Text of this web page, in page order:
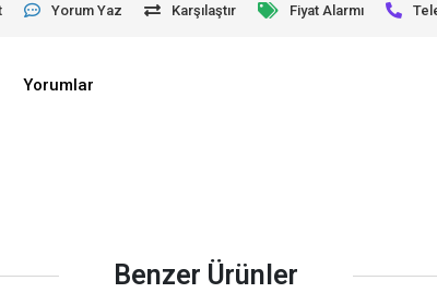
Yorum Yaz Karşılaştır Fiyat Alarmı
Yorumlar
Benzer Ürünler